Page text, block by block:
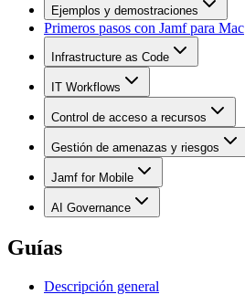
Ejemplos y demostraciones
Primeros pasos con Jamf para Mac
Infrastructure as Code
IT Workflows
Control de acceso a recursos
Gestión de amenazas y riesgos
Jamf for Mobile
AI Governance
Guías
Descripción general